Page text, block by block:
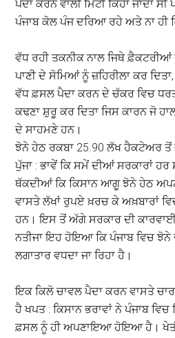
ਪੈਦਾ ਕਰਨ ਵਾਲੀ ਮਿੱਟੀ ਕਿਹਾ ਜਾਂਦਾ
ਪੰਜਾਬ ਕੋਲ ਪੰਜ ਦਰਿਆ ਰਹੇ ਅਤੇ ਨਾ ਹੀ
ਵੱਧ ਰਹੀ ਤਕਨੀਕ ਨਾਲ ਜਿਥੇ ਫ਼ੈਕਟਰੀਆਂ
ਪਾਣੀ ਦੇ ਸੋਮਿਆਂ ਨੂੰ ਜ਼ਹਿਰੀਲਾ ਕਰ
ਵੱਧ ਫ਼ਸਲ ਪੈਦਾ ਕਰਨ ਦੇ ਚੱਕਰ ਵਿਚ
ਕਢਣਾ ਸ਼ੁਰੂ ਕਰ ਦਿਤਾ ਜਿਸ ਕਾਰਨ ਜੋ
ਦੇ ਸਾਹਮਣੇ ਹਨ।
ਝੋਨੇ ਹੇਠ ਰਕਬਾ 25.90 ਲੱਖ ਹੈਕਟੇਅਰ
ਪੁੱਜਾ : ਭਾਵੇਂ ਕਿ ਸਮੇਂ ਦੀਆਂ ਸਰਕਾਰਾਂ ਹਰ
ਥੱਕਦੀਆਂ ਕਿ ਕਿਸਾਨ ਆਗੂ ਝੋਨੇ ਹੇਠ
ਵਾਸਤੇ ਲੱਖਾਂ ਰੁਪਏ ਖ਼ਰਚ ਕੇ ਅਖ਼ਬਾਰਾਂ
ਹਨ। ਇਸ ਤੋਂ ਅੱਗੇ ਸਰਕਾਰ ਦੀ ਕਾਰਵਾਈ
ਨਤੀਜਾ ਇਹ ਹੋਇਆ ਕਿ ਪੰਜਾਬ ਵਿਚ ਝੋਨੇ
ਲਗਾਤਾਰ ਵਧਦਾ ਜਾ ਰਿਹਾ ਹੈ।
ਇਕ ਕਿਲੋ ਚਾਵਲ ਪੈਦਾ ਕਰਨ ਵਾਸਤੇ ਚਾਰ
ਹੈ ਖਪਤ : ਕਿਸਾਨ ਭਰਾਵਾਂ ਨੇ ਪੰਜਾਬ
ਫ਼ਸਲ ਨੂੰ ਹੀ ਅਪਣਾਇਆ ਹੋਇਆ ਹੈ।